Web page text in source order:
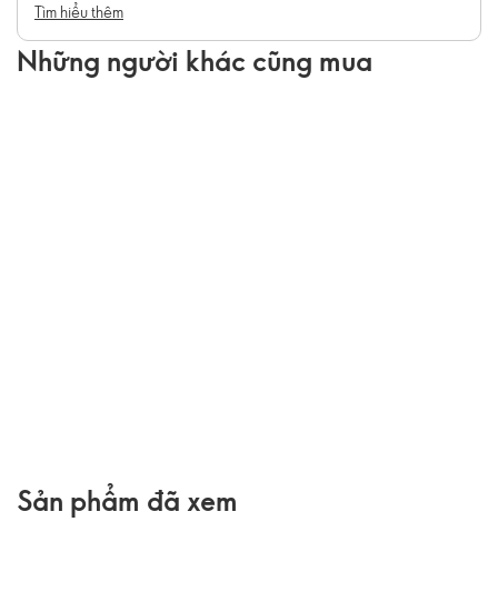
Tìm hiểu thêm
Những người khác cũng mua
Sản phẩm đã xem